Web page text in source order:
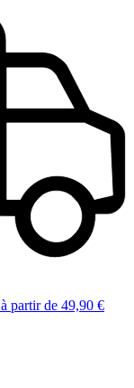
à partir de 49,90 €